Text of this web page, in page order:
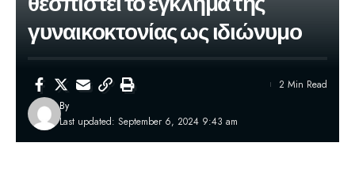
γυναικοκτονίας ως ιδιώνυμο
Last updated: September 6, 2024 9:43 am
By
2 Min Read